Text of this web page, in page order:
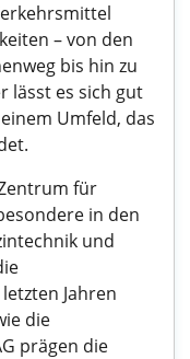
– von den
bis hin zu
lässt es sich gut
Umfeld, das
für
in den
und
Jahren
die
prägen die